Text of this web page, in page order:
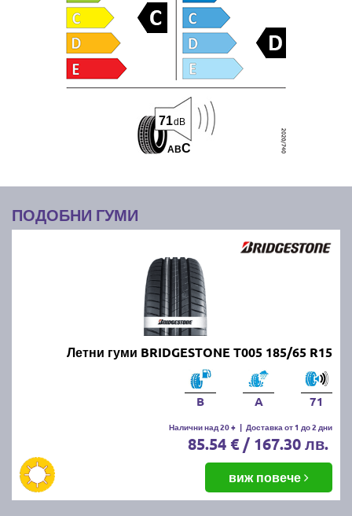
ABC
71dB
ПОДОБНИ ГУМИ
Летни гуми BRIDGESTONE T005 185/65 R15
B A 71
Налични над 20 + | Доставка от 1 до 2 дни
85.54 € / 167.30 лв.
виж повече